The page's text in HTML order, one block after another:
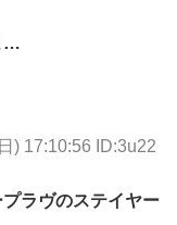
…
) 17:10:56 ID:3u22
ラヴのステイヤー